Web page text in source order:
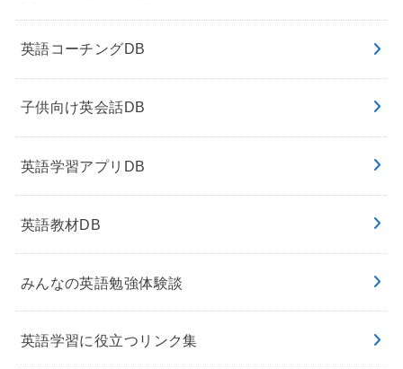
英語コーチングDB
子供向け英会話DB
英語学習アプリDB
英語教材DB
みんなの英語勉強体験談
英語学習に役立つリンク集